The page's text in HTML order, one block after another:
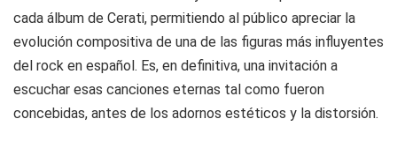
cada álbum de Cerati, permitiendo al público apreciar la
evolución compositiva de una de las figuras más influyentes
del rock en español. Es, en definitiva, una invitación a
escuchar esas canciones eternas tal como fueron
concebidas, antes de los adornos estéticos y la distorsión.